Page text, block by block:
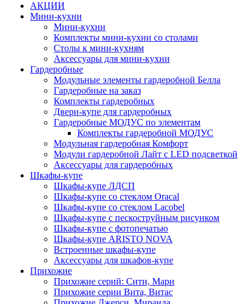
АКЦИИ
Мини-кухни
Мини-кухни
Комплекты мини-кухни со столами
Столы к мини-кухням
Аксессуары для мини-кухни
Гардеробные
Модульные элементы гардеробной Белла
Гардеробные на заказ
Комплекты гардеробных
Двери-купе для гардеробных
Гардеробные МОДУС по элементам
Комплекты гардеробной МОДУС
Модульная гардеробная Комфорт
Модули гардеробной Лайт с LED подсветкой
Аксессуары для гардеробных
Шкафы-купе
Шкафы-купе ЛДСП
Шкафы-купе со стеклом Oracal
Шкафы-купе со стеклом Lacobel
Шкафы-купе с пескоструйным рисунком
Шкафы-купе с фотопечатью
Шкафы-купе ARISTO NOVA
Встроенные шкафы-купе
Аксессуары для шкафов-купе
Прихожие
Прихожие серий: Сити, Мари
Прихожие серии Вита, Витас